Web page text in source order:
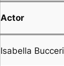
Actor
Isabella Bucceri